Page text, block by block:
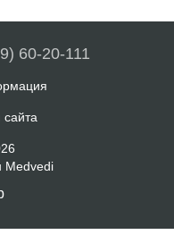
60-20-111
Medvedi